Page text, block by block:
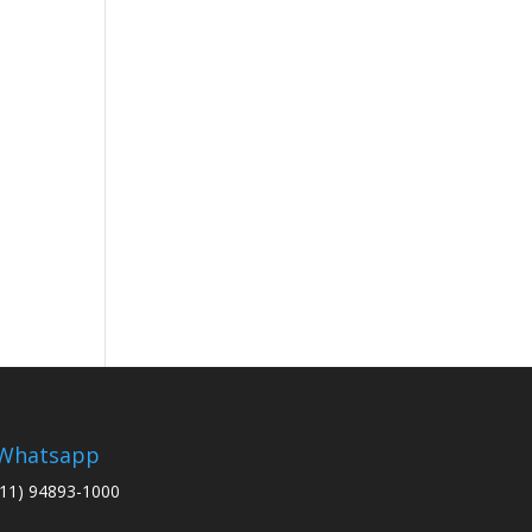
94893-1000